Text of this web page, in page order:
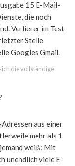
15 E-Mail-
die noch
Verlierer im Test
Stelle
Googles Gmail.
die vollständige
aus einer
mehr als 1
weiß: Mit
unendlich viele E-